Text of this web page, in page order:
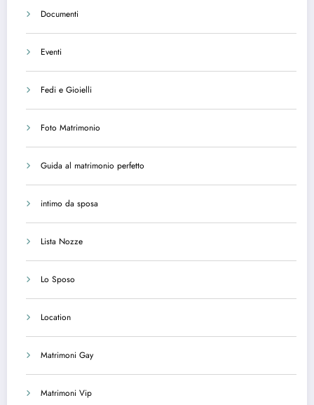
Documenti
Eventi
Fedi e Gioielli
Foto Matrimonio
Guida al matrimonio perfetto
intimo da sposa
Lista Nozze
Lo Sposo
Location
Matrimoni Gay
Matrimoni Vip